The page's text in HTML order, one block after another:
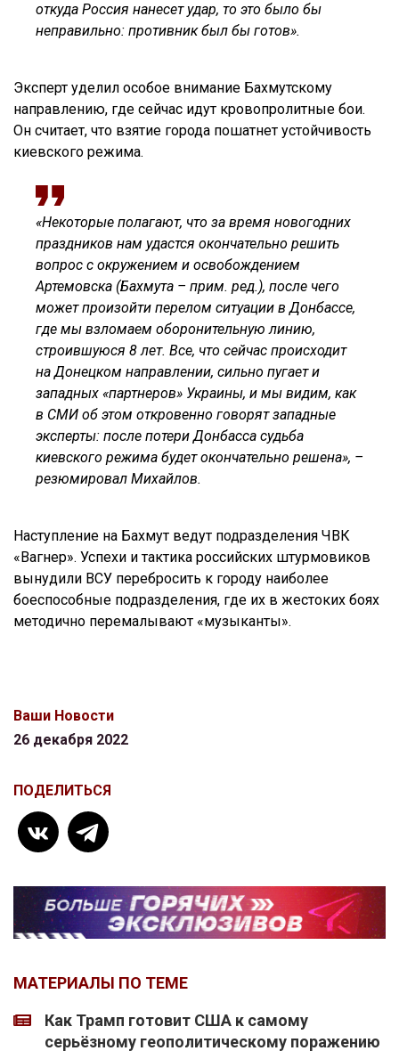
откуда Россия нанесет удар, то это было бы
неправильно: противник был бы готов».
Эксперт уделил особое внимание Бахмутскому
направлению, где сейчас идут кровопролитные бои.
Он считает, что взятие города пошатнет устойчивость
киевского режима.
«Некоторые полагают, что за время новогодних
праздников нам удастся окончательно решить
вопрос с окружением и освобождением
Артемовска (Бахмута – прим. ред.), после чего
может произойти перелом ситуации в Донбассе,
где мы взломаем оборонительную линию,
строившуюся 8 лет. Все, что сейчас происходит
на Донецком направлении, сильно пугает и
западных «партнеров» Украины, и мы видим, как
в СМИ об этом откровенно говорят западные
эксперты: после потери Донбасса судьба
киевского режима будет окончательно решена», –
резюмировал Михайлов.
Наступление на Бахмут ведут подразделения ЧВК
«Вагнер». Успехи и тактика российских штурмовиков
вынудили ВСУ перебросить к городу наиболее
боеспособные подразделения, где их в жестоких боях
методично перемалывают «музыканты».
Ваши Новости
26 декабря 2022
ПОДЕЛИТЬСЯ
МАТЕРИАЛЫ ПО ТЕМЕ
Как Трамп готовит США к самому
серьёзному геополитическому поражению